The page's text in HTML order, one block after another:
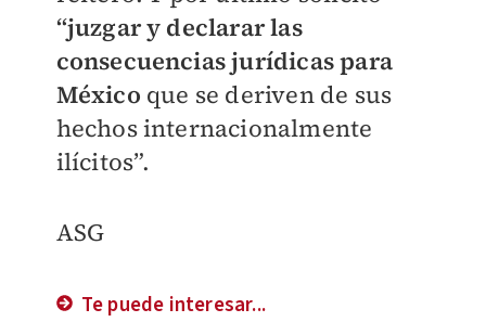
“juzgar y declarar las
consecuencias jurídicas para
México que se deriven de sus
hechos internacionalmente
ilícitos”.
ASG
Te puede interesar...